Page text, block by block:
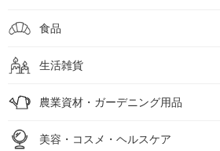
食品
生活雑貨
農業資材・ガーデニング用品
美容・コスメ・ヘルスケア